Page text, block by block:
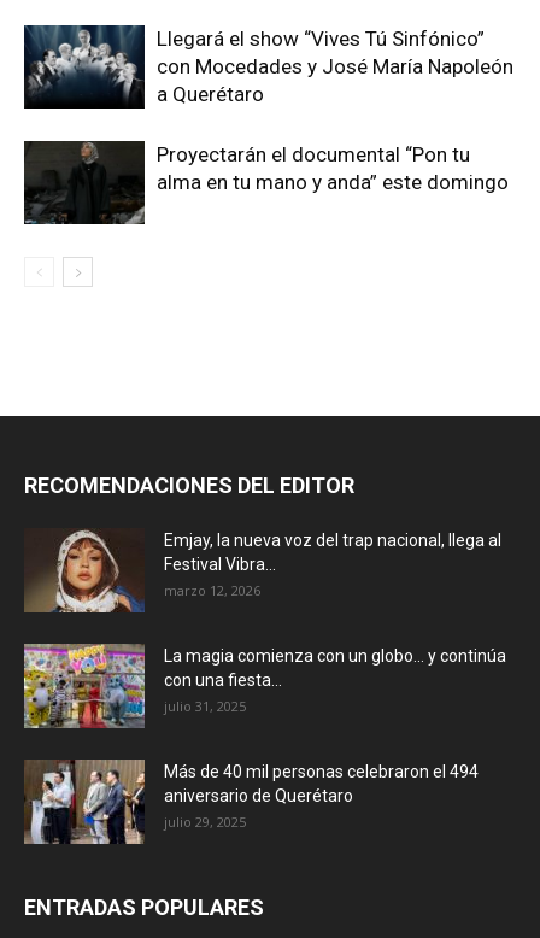
Llegará el show “Vives Tú Sinfónico”
con Mocedades y José María Napoleón
a Querétaro
Proyectarán el documental “Pon tu
alma en tu mano y anda” este domingo
RECOMENDACIONES DEL EDITOR
Emjay, la nueva voz del trap nacional, llega al
Festival Vibra...
marzo 12, 2026
La magia comienza con un globo… y continúa
con una fiesta...
julio 31, 2025
Más de 40 mil personas celebraron el 494
aniversario de Querétaro
julio 29, 2025
ENTRADAS POPULARES